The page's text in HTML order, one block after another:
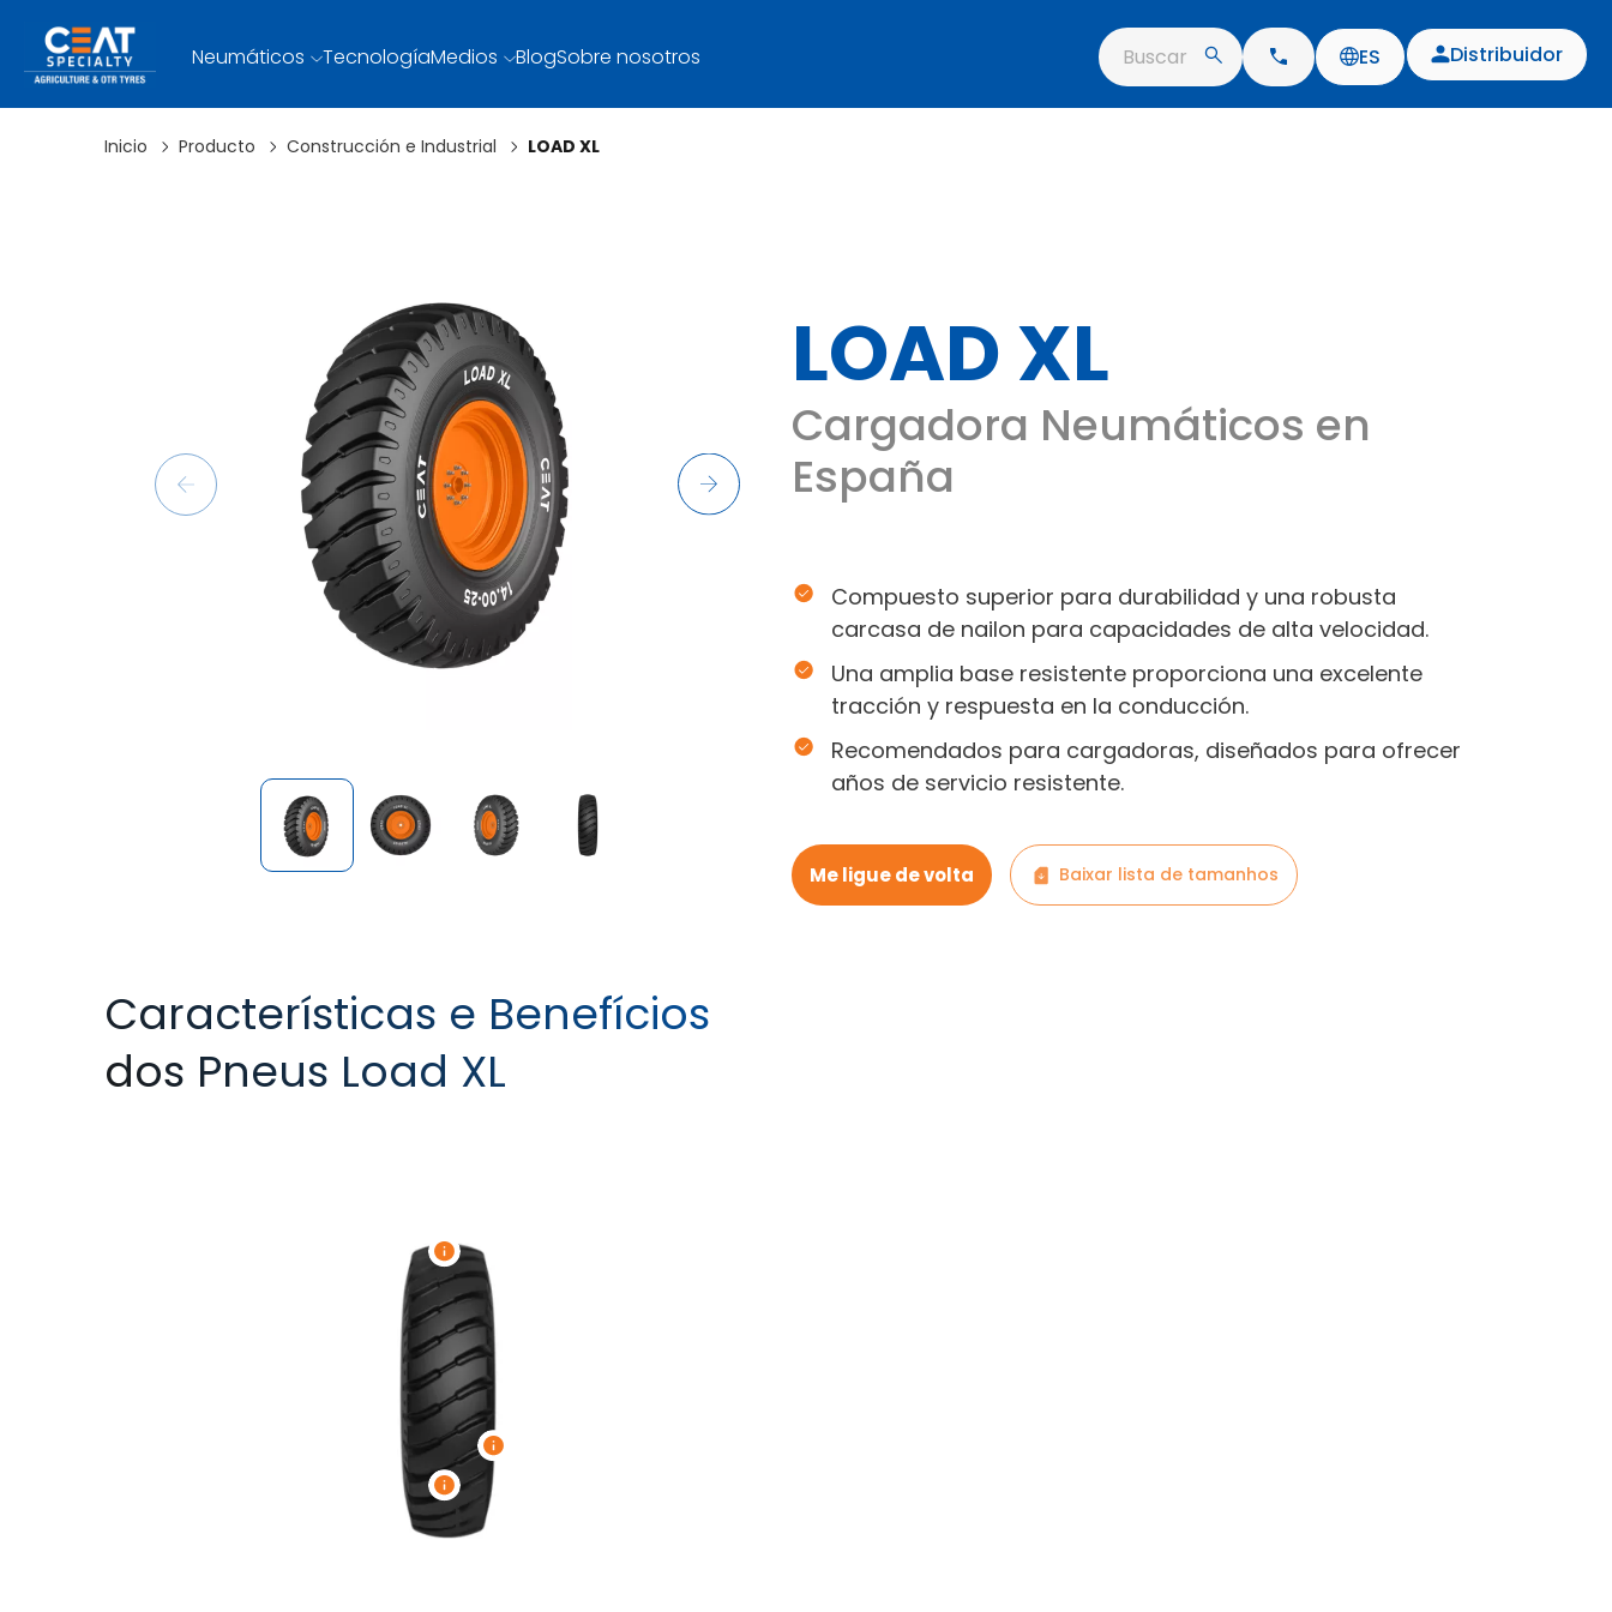
Neumáticos TecnologíaMedios BlogSobre nosotros Buscar ES Distribuidor
Inicio Producto Construcción e Industrial LOAD XL
Características e Benefícios
dos Pneus Load XL
LOAD XL
Cargadora Neumáticos en
España
Compuesto superior para durabilidad y una robusta
carcasa de nailon para capacidades de alta velocidad.
Una amplia base resistente proporciona una excelente
tracción y respuesta en la conducción.
Recomendados para cargadoras, diseñados para ofrecer
años de servicio resistente.
Me ligue de volta Baixar lista de tamanhos